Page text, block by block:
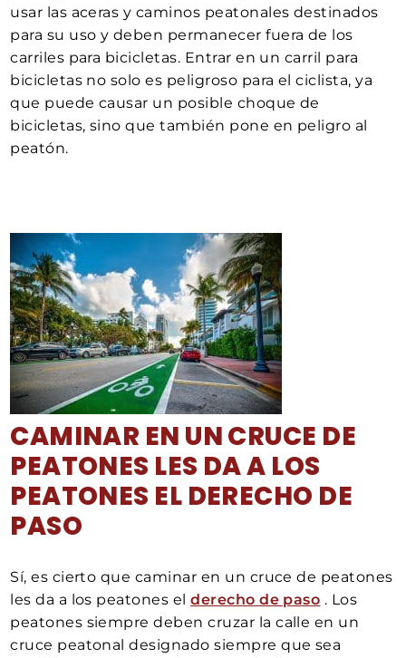
usar las aceras y caminos peatonales destinados
para su uso y deben permanecer fuera de los
carriles para bicicletas. Entrar en un carril para
bicicletas no solo es peligroso para el ciclista, ya
que puede causar un posible choque de
bicicletas, sino que también pone en peligro al
peatón.
CAMINAR EN UN CRUCE DE
PEATONES LES DA A LOS
PEATONES EL DERECHO DE
PASO
Sí, es cierto que caminar en un cruce de peatones
les da a los peatones elderecho de paso . Los
peatones siempre deben cruzar la calle en un
cruce peatonal designado siempre que sea